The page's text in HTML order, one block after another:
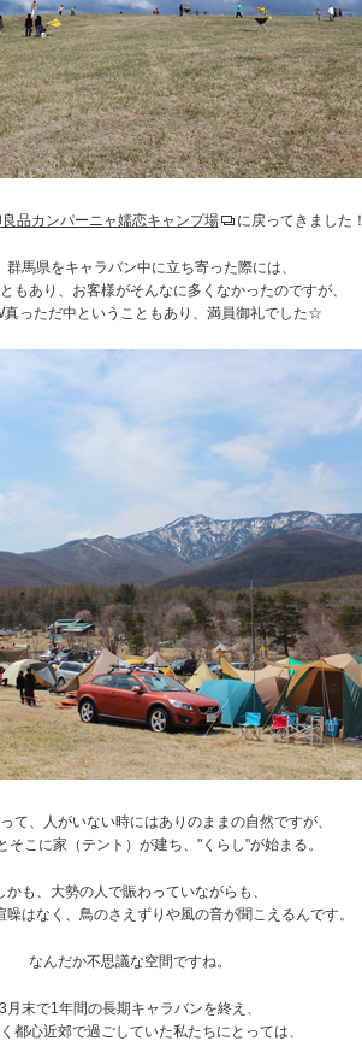
品カンパーニャ嬬恋キャンプ場 に戻ってきました！
群馬県をキャラバン中に立ち寄った際には、
もあり、お客様がそんなに多くなかったのですが、
真っただ中ということもあり、満員御礼でした☆
て、人がいない時にはありのままの自然ですが、
そこに家（テント）が建ち、"くらし"が始まる。
かも、大勢の人で賑わっていながらも、
噪はなく、鳥のさえずりや風の音が聞こえるんです。
なんだか不思議な空間ですね。
3月末で1年間の長期キャラバンを終え、
都心近郊で過ごしていた私たちにとっては、